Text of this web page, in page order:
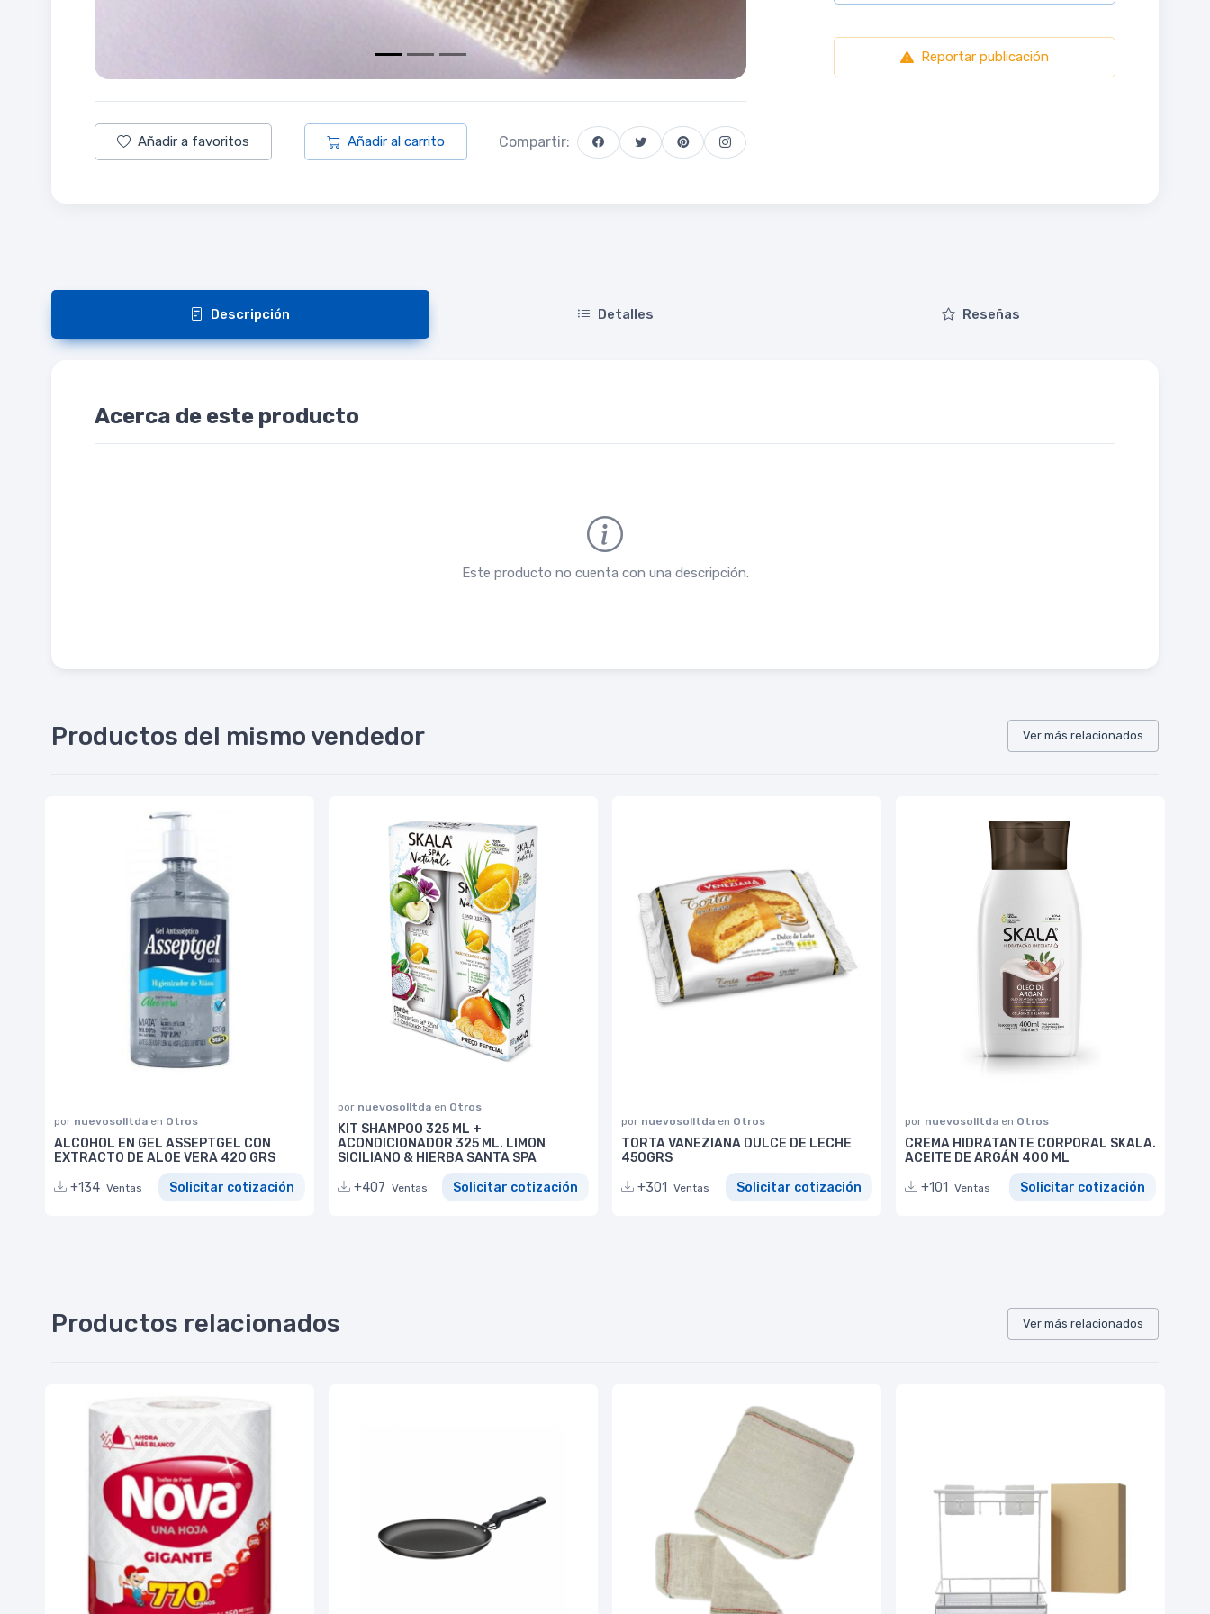
Añadir a favoritos Añadir al carrito Compartir:
Reportar publicación
Descripción Detalles Reseñas
Acerca de este producto
Este producto no cuenta con una descripción.
Productos del mismo vendedor Ver más relacionados
por nuevosolltda en Otros
ALCOHOL EN GEL ASSEPTGEL CON
EXTRACTO DE ALOE VERA 420 GRS
+134 Ventas Solicitar cotización
por nuevosolltda en Otros
KIT SHAMPOO 325 ML +
ACONDICIONADOR 325 ML. LIMON
SICILIANO & HIERBA SANTA SPA
+407 Ventas Solicitar cotización
por nuevosolltda en Otros
TORTA VANEZIANA DULCE DE LECHE
450GRS
+301
Ventas Solicitar cotización
por nuevosolltda en Otros
CREMA HIDRATANTE CORPORAL SKALA.
ACEITE DE ARGÁN 400 ML
+101
Ventas Solicitar cotización
Productos relacionados Ver más relacionados